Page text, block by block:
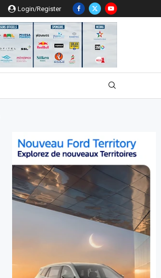
Login/Register